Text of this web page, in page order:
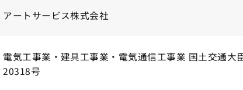
アートサービス株式会社
電気工事業・建具工事業・電気通信工事業 国土交通大
20318号